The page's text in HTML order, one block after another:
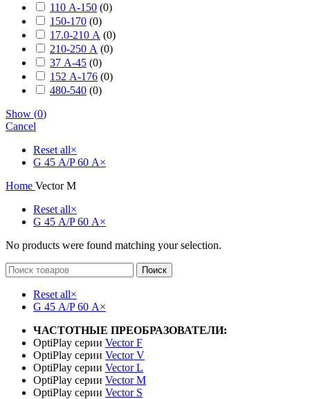
110 А-150 (0)
150-170 (0)
17.0-210 А (0)
210-250 А (0)
37 А-45 (0)
152 А-176 (0)
480-540 (0)
Show (0)
Cancel
Reset all×
G 45 А/P 60 А×
Home Vector M
Reset all×
G 45 А/P 60 А×
No products were found matching your selection.
Поиск
Reset all×
G 45 А/P 60 А×
ЧАСТОТНЫЕ ПРЕОБРАЗОВАТЕЛИ:
OptiPlay серии Vector F
OptiPlay серии Vector V
OptiPlay серии Vector L
OptiPlay серии Vector M
OptiPlay серии Vector S